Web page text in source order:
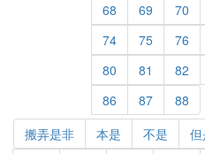
68
69 70
74
75 76
80
81 82
86
87 88
搬弄是非 本是 不是 但